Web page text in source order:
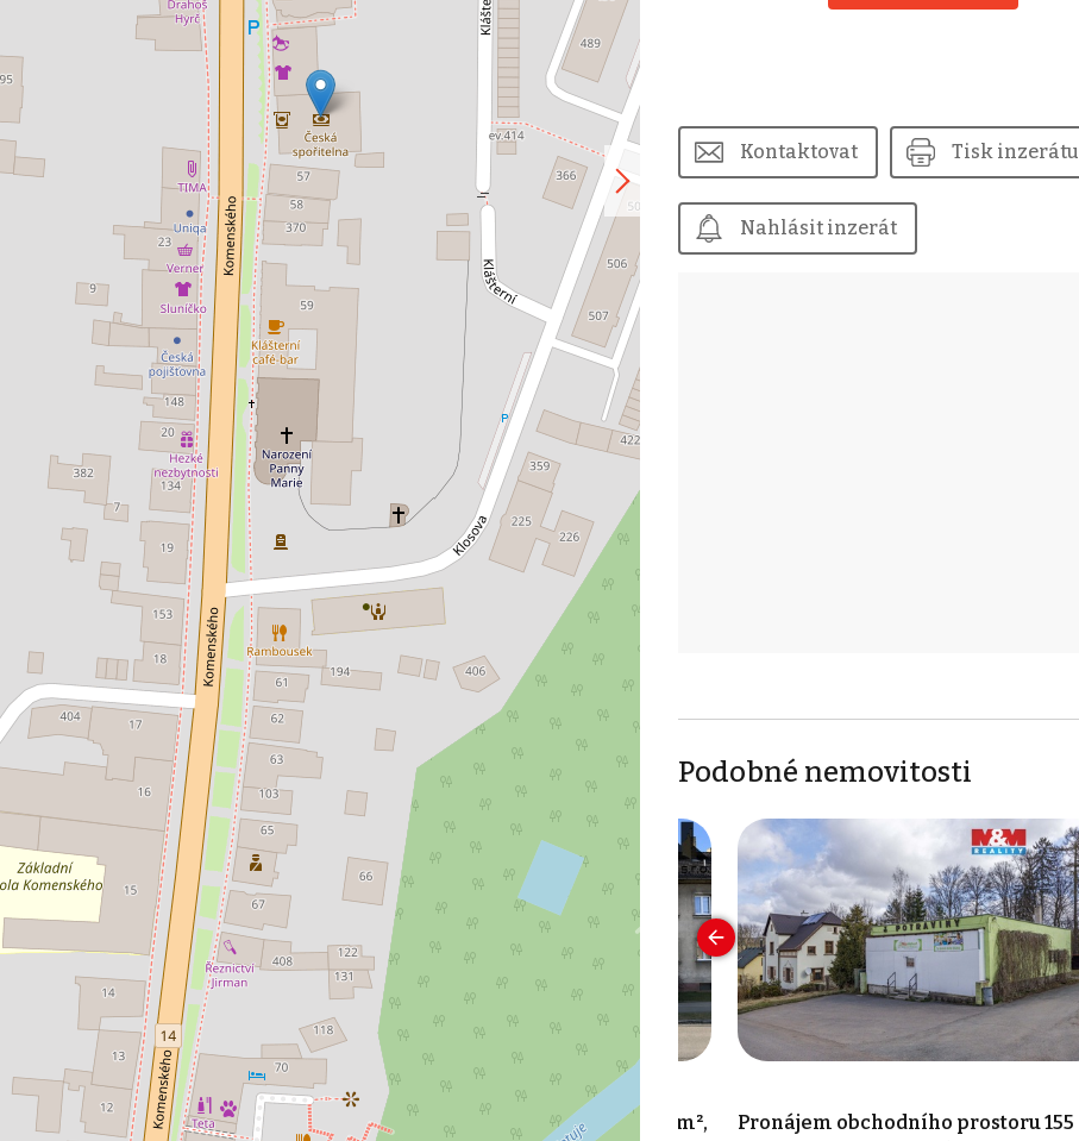
Kontaktovat Tisk inzerátu
Nahlásit inzerát
Podobné nemovitosti
obchodního prostoru 90 m²,
Pronájem obchodního prostoru 75 m²,
Pronájem obchodního prostoru 155